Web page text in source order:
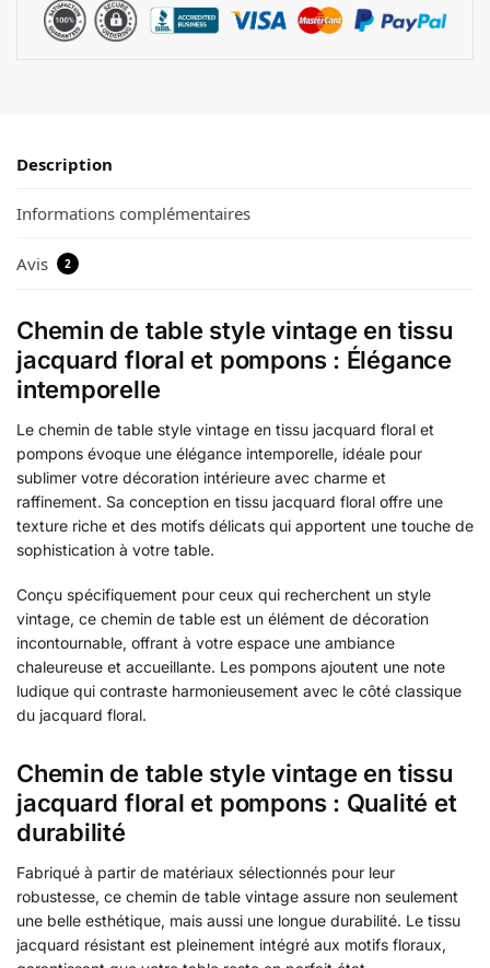
Description
Informations complémentaires
Avis 2
Chemin de table style vintage en tissu
jacquard floral et pompons : Élégance
intemporelle
Le chemin de table style vintage en tissu jacquard floral et
pompons évoque une élégance intemporelle, idéale pour
sublimer votre décoration intérieure avec charme et
raffinement. Sa conception en tissu jacquard floral offre une
texture riche et des motifs délicats qui apportent une touche de
sophistication à votre table.
Conçu spécifiquement pour ceux qui recherchent un style
vintage, ce chemin de table est un élément de décoration
incontournable, offrant à votre espace une ambiance
chaleureuse et accueillante. Les pompons ajoutent une note
ludique qui contraste harmonieusement avec le côté classique
du jacquard floral.
Chemin de table style vintage en tissu
jacquard floral et pompons : Qualité et
durabilité
Fabriqué à partir de matériaux sélectionnés pour leur
robustesse, ce chemin de table vintage assure non seulement
une belle esthétique, mais aussi une longue durabilité. Le tissu
jacquard résistant est pleinement intégré aux motifs floraux,